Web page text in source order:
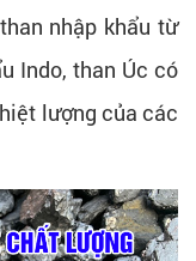
nhập khẩu từ
Indo, than Úc có
lượng của các